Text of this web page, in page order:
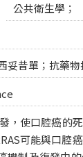
公共衛生學；
妥昔單；抗藥
，使口腔癌的
可能與口腔